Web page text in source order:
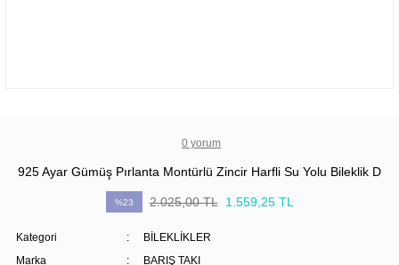
0 yorum
925 Ayar Gümüş Pırlanta Montürlü Zincir Harfli Su Yolu Bileklik D
%23 2.025,00 TL 1.559,25 TL
Kategori
BİLEKLİKLER
Marka
BARIŞ TAKI